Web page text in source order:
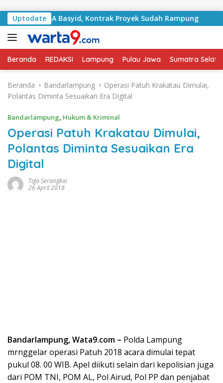
Uptodate
RA Basyid, Kontrak Proyek Sudah Rampung
Beranda REDAKSI Lampung Pulau Jawa Sumatra
Beranda Bandarlampung
Operasi Patuh Krakatau Dimulai,
Polantas Diminta Sesuaikan Era Digital
Bandarlampung, Hukum & Kriminal
Operasi Patuh Krakatau Dimulai,
Polantas Diminta Sesuaikan Era
Digital
Tiga Serangkai
26 April 2018
Bandarlampung, Wata9.com – Polda Lampung
mrnggelar operasi Patuh 2018 acara dimulai tepat
pukul 08. 00 WIB. Apel diikuti selain dari kepolisian juga
dari POM TNI, POM AL, Pol Airud, Pol PP dan penjabat